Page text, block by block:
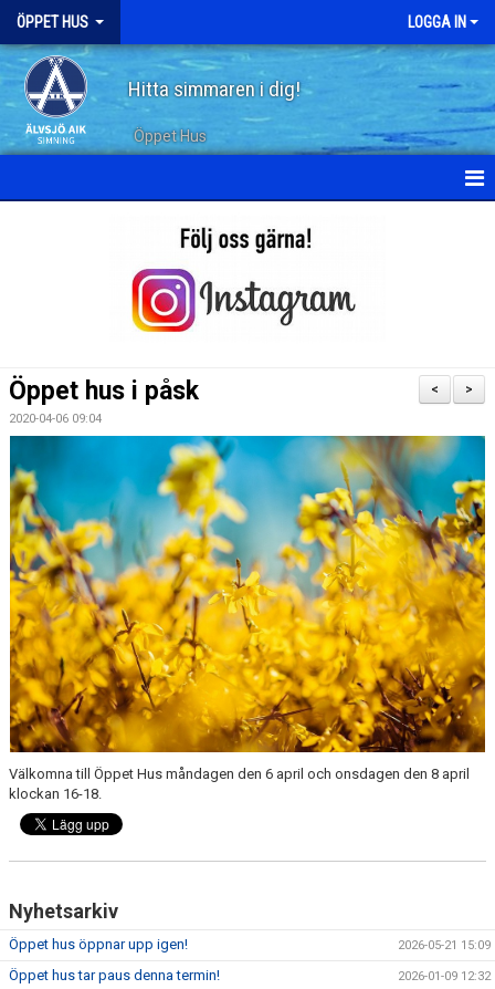
ÖPPET HUS LOGGA IN
Hitta simmaren i dig!
Öppet Hus
>
<
Öppet hus i påsk
2020-04-06 09:04
Välkomna till Öppet Hus måndagen den 6 april och onsdagen den 8 april
klockan 16-18.
Nyhetsarkiv
Öppet hus öppnar upp igen! 2026-05-21 15:09
Öppet hus tar paus denna termin! 2026-01-09 12:32